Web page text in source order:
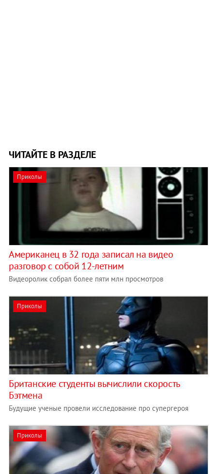
ЧИТАЙТЕ В РАЗДЕЛЕ
Приколы
Американец в 32 года записал на видео
разговор с собой 12-летним
Видеоролик собрал более пяти млн просмотров
Приколы
Британские студенты вычислили скорость
Бэтмена
Будущие ученые провели исследование про супергероя
Приколы